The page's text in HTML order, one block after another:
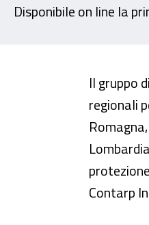
Disponibile on line la
Il gruppo
regionali
Contarp